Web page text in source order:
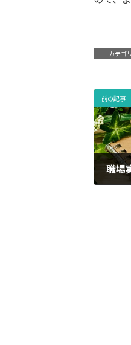
カテゴ
前の記事
職場